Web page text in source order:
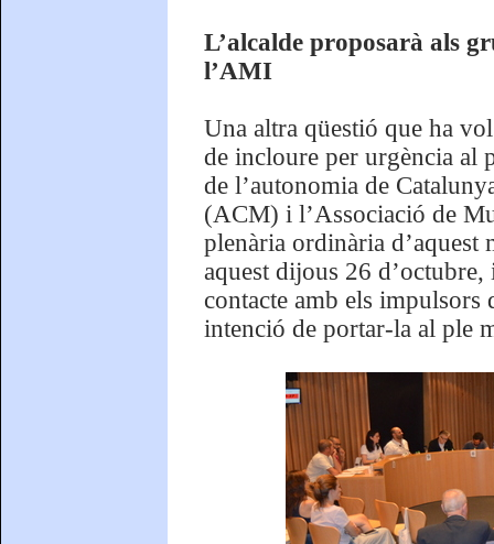
L’alcalde proposarà als
l’AMI
Una altra qüestió que ha
de incloure per urgència al
de l’autonomia de
(ACM) i l’Associació de
plenària ordinària d’aquest
aquest dijous 26
contacte amb els
intenció de portar-la al ple